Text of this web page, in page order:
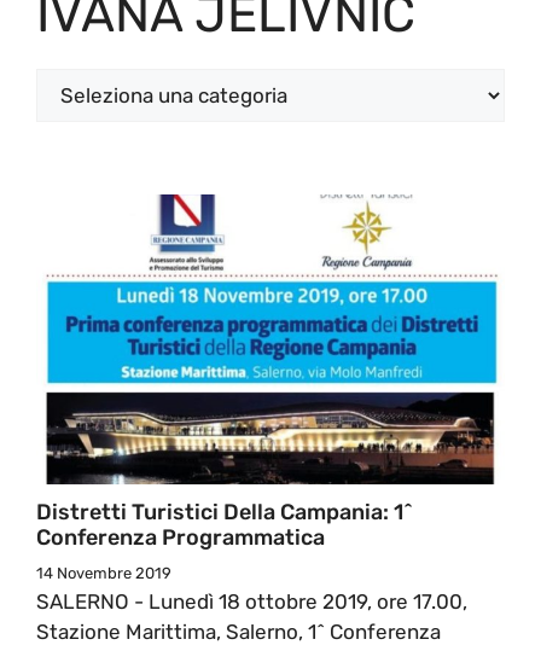
IVANA JELIVNIC
Categorie
Distretti Turistici Della Campania: 1^
Conferenza Programmatica
14 Novembre 2019
SALERNO - Lunedì 18 ottobre 2019, ore 17.00,
Stazione Marittima, Salerno, 1^ Conferenza